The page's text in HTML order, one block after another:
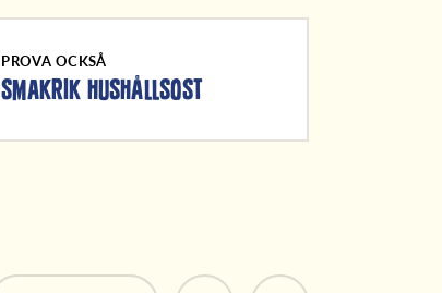
PROVA OCKSÅ
SMAKRIK HUSHÅLLSOST